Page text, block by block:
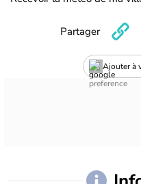
Ajouter à
Partager